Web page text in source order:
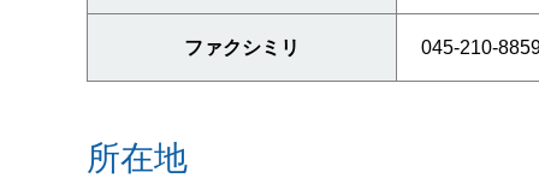
ファクシミリ 045-210-
所在地